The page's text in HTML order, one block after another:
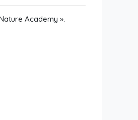
Academy ».